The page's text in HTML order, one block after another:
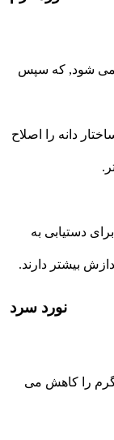
می شود, که سپس
دانه را اصلاح
دستیابی به
بیشتر دارند.
نورد سرد
را کاهش می